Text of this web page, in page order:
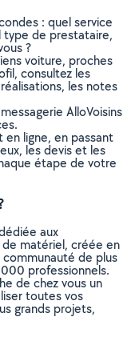
: quel service
type de prestataire,
?
voiture, proches
consultez les
les notes
AlloVoisins
ligne, en passant
les devis et les
étape de votre
aux
matériel, créée en
communauté de plus
professionnels.
de chez vous un
toutes vos
grands projets,